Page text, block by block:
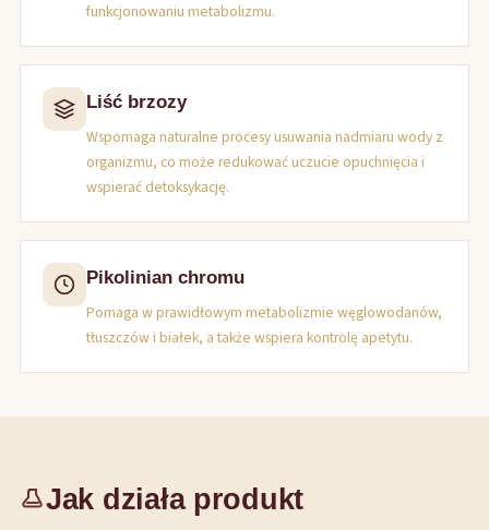
funkcjonowaniu metabolizmu.
Liść brzozy
Wspomaga naturalne procesy usuwania nadmiaru wody z
organizmu, co może redukować uczucie opuchnięcia i
wspierać detoksykację.
Pikolinian chromu
Pomaga w prawidłowym metabolizmie węglowodanów,
tłuszczów i białek, a także wspiera kontrolę apetytu.
Jak działa produkt